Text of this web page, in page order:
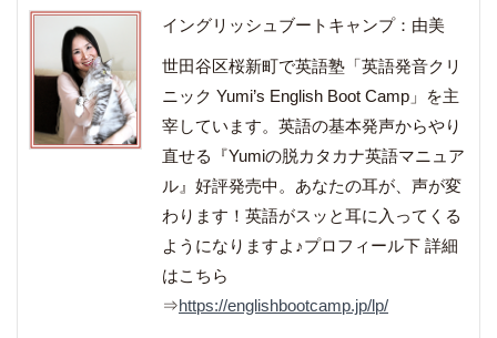
イングリッシュブートキャンプ：由美
世田谷区桜新町で英語塾「英語発音クリ
ニック Yumi’s English Boot Camp」を主
宰しています。英語の基本発声からやり
直せる『Yumiの脱カタカナ英語マニュア
ル』好評発売中。あなたの耳が、声が変
わります！英語がスッと耳に入ってくる
ようになりますよ♪プロフィール下 詳細
はこちら
⇒https://englishbootcamp.jp/lp/